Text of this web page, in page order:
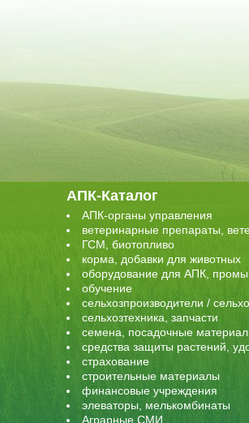
АПК-Каталог
АПК-органы управления
ветеринарные препараты,
ГСМ, биотопливо
корма, добавки для животных
оборудование для АПК,
обучение
сельхозпроизводители /
сельхозтехника, запчасти
семена, посадочные
средства защиты растений,
страхование
строительные материалы
финансовые учреждения
элеваторы, мелькомбинаты
Аграрные СМИ